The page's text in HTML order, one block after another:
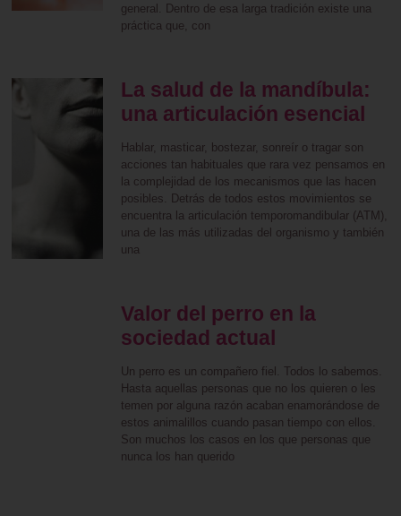
general. Dentro de esa larga tradición existe una
práctica que, con
La salud de la mandíbula:
una articulación esencial
Hablar, masticar, bostezar, sonreír o tragar son
acciones tan habituales que rara vez pensamos en
la complejidad de los mecanismos que las hacen
posibles. Detrás de todos estos movimientos se
encuentra la articulación temporomandibular (ATM),
una de las más utilizadas del organismo y también
una
Valor del perro en la
sociedad actual
Un perro es un compañero fiel. Todos lo sabemos.
Hasta aquellas personas que no los quieren o les
temen por alguna razón acaban enamorándose de
estos animalillos cuando pasan tiempo con ellos.
Son muchos los casos en los que personas que
nunca los han querido